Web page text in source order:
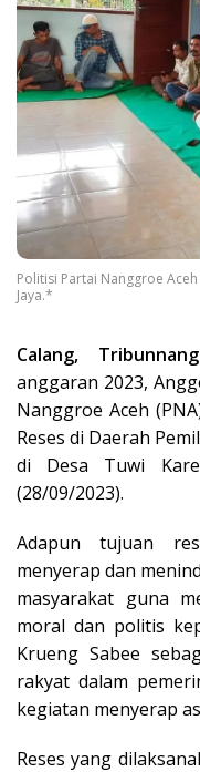
Politisi Partai Nanggroe Aceh
Jaya.*
Calang,
anggaran 2023,
Nanggroe Aceh
Reses di Daerah
di Desa Tuwi
(28/09/2023).
Adapun tujuan
menyerap dan
masyarakat guna
moral dan politis
Krueng Sabee
rakyat dalam
kegiatan menyerap
Reses yang